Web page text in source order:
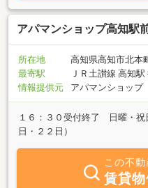
アパマンショップ高知
所在地
高知県高知市北本
最寄駅
ＪＲ土讃線 高知駅
情報提供元
アパマンショップ
１６：３０受付終了 日曜・
日・２２日）
この不
賃貸